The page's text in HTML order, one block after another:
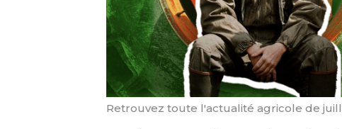
Retrouvez toute l'actualité agricole de